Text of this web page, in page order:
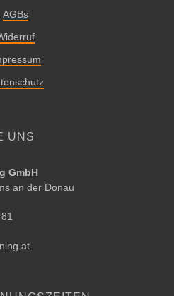
AGBs
UNS
GmbH
an der Donau